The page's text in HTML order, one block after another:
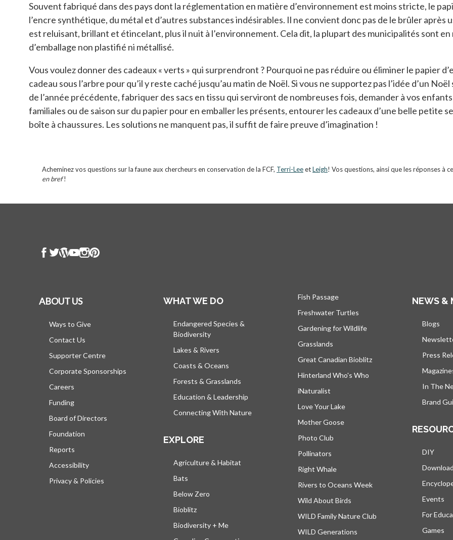
Souvent fabriqué dans des pays dont la réglementation en matière d’environnement est moins stricte, le
l’encre synthétique, du métal et d’autres substances indésirables. Il ne convient donc pas de le brûler après
est reluisant, brillant et étincelant, plus il nuit à l’environnement. Cela dit, la plupart des municipalités sont
d’emballage non plastifié ni métallisé.
Vous voulez donner des cadeaux « verts » qui surprendront ? Pourquoi ne pas réduire ou éliminer le papier
cadeau sous l’arbre pour qu’il y reste caché jusqu’au matin de Noël. Si vous ne supportez pas l’idée d’un
de l’année précédente, fabriquer des sacs en tissu qui serviront de nombreuses fois, demander à vos
familiales ou de saison sur du papier pour en emballer les présents, entourer les cadeaux d’une belle petite
boîte à chaussures. Les solutions ne manquent pas, il suffit de faire preuve d’imagination !
Acheminez vos questions sur la faune aux chercheurs en conservation de la FCF, Terri-LeeetLeigh! Vos questions, ainsi que les réponses à
en bref!
ABOUT US
Ways to Give
Contact Us
Supporter Centre
Corporate Sponsorships
Careers
Funding
Board of Directors
Foundation
Reports
Accessibility
Privacy & Policies
WHAT WE DO
Endangered Species &
Biodiversity
Lakes & Rivers
Coasts & Oceans
Forests & Grasslands
Education & Leadership
Connecting With Nature
EXPLORE
Agriculture & Habitat
Bats
Below Zero
Bioblitz
Biodiversity + Me
Fish Passage
Freshwater Turtles
Gardening for Wildlife
Grasslands
Great Canadian Bioblitz
Hinterland Who's Who
iNaturalist
Love Your Lake
Mother Goose
Photo Club
Pollinators
Right Whale
Rivers to Oceans Week
Wild About Birds
WILD Family Nature Club
WILD Generations
NEWS &
Blogs
Press
In The
Brand
DIY
Events
For
Games